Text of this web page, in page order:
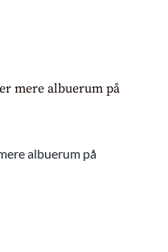
albuerum på